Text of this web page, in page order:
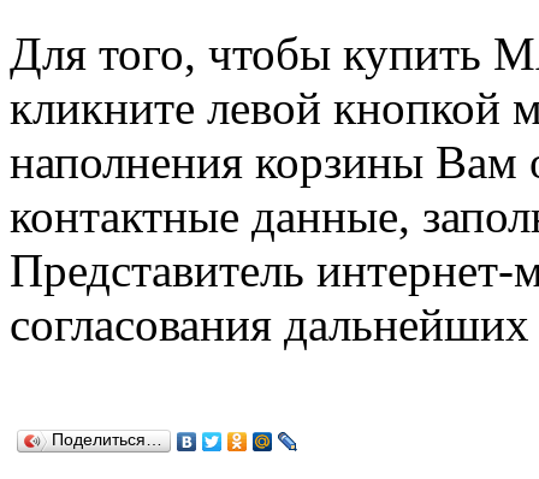
Для того, чтобы купить
кликните левой
наполнения корзины Вам
контактные данные,
Представитель
согласования
Поделиться…